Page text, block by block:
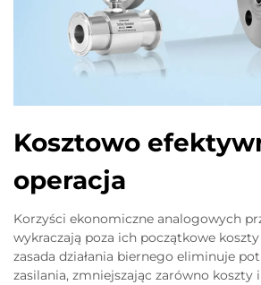
Kosztowo
operacja
Korzyści ekonomiczne analogowych
wykraczają poza ich początkowe
zasada działania biernego eliminuje
zasilania, zmniejszając zarówno koszty